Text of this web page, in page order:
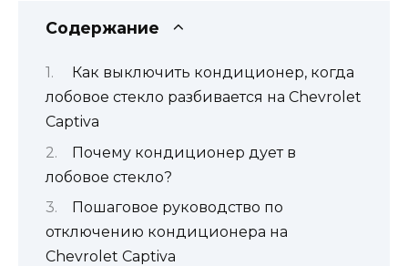
Содержание
Как выключить кондиционер, когда
лобовое стекло разбивается на Chevrolet
Captiva
Почему кондиционер дует в
лобовое стекло?
Пошаговое руководство по
отключению кондиционера на
Chevrolet Captiva